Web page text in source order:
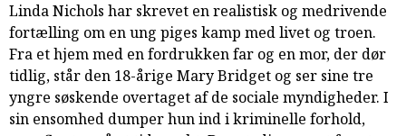
til
udlån
6.0:
Bibelen
7.0:
Arrangementer
7.1:
Sommerstævne
7.2:
Nordisk
Linda Nichols har skrevet en realistisk og medrivende
fortælling om en ung piges kamp med livet og troen.
Fra et hjem med en fordrukken far og en mor, der dør
tidlig, står den 18-årige Mary Bridget og ser sine tre
yngre søskende overtaget af de sociale myndigheder. I
sin ensomhed dumper hun ind i kriminelle forhold,